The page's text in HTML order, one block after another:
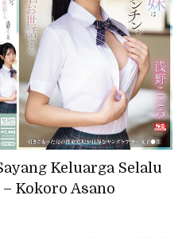
Keluarga Selalu
Kokoro Asano